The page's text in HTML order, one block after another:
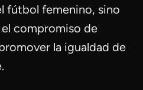
fútbol femenino, sino
compromiso de
la igualdad de